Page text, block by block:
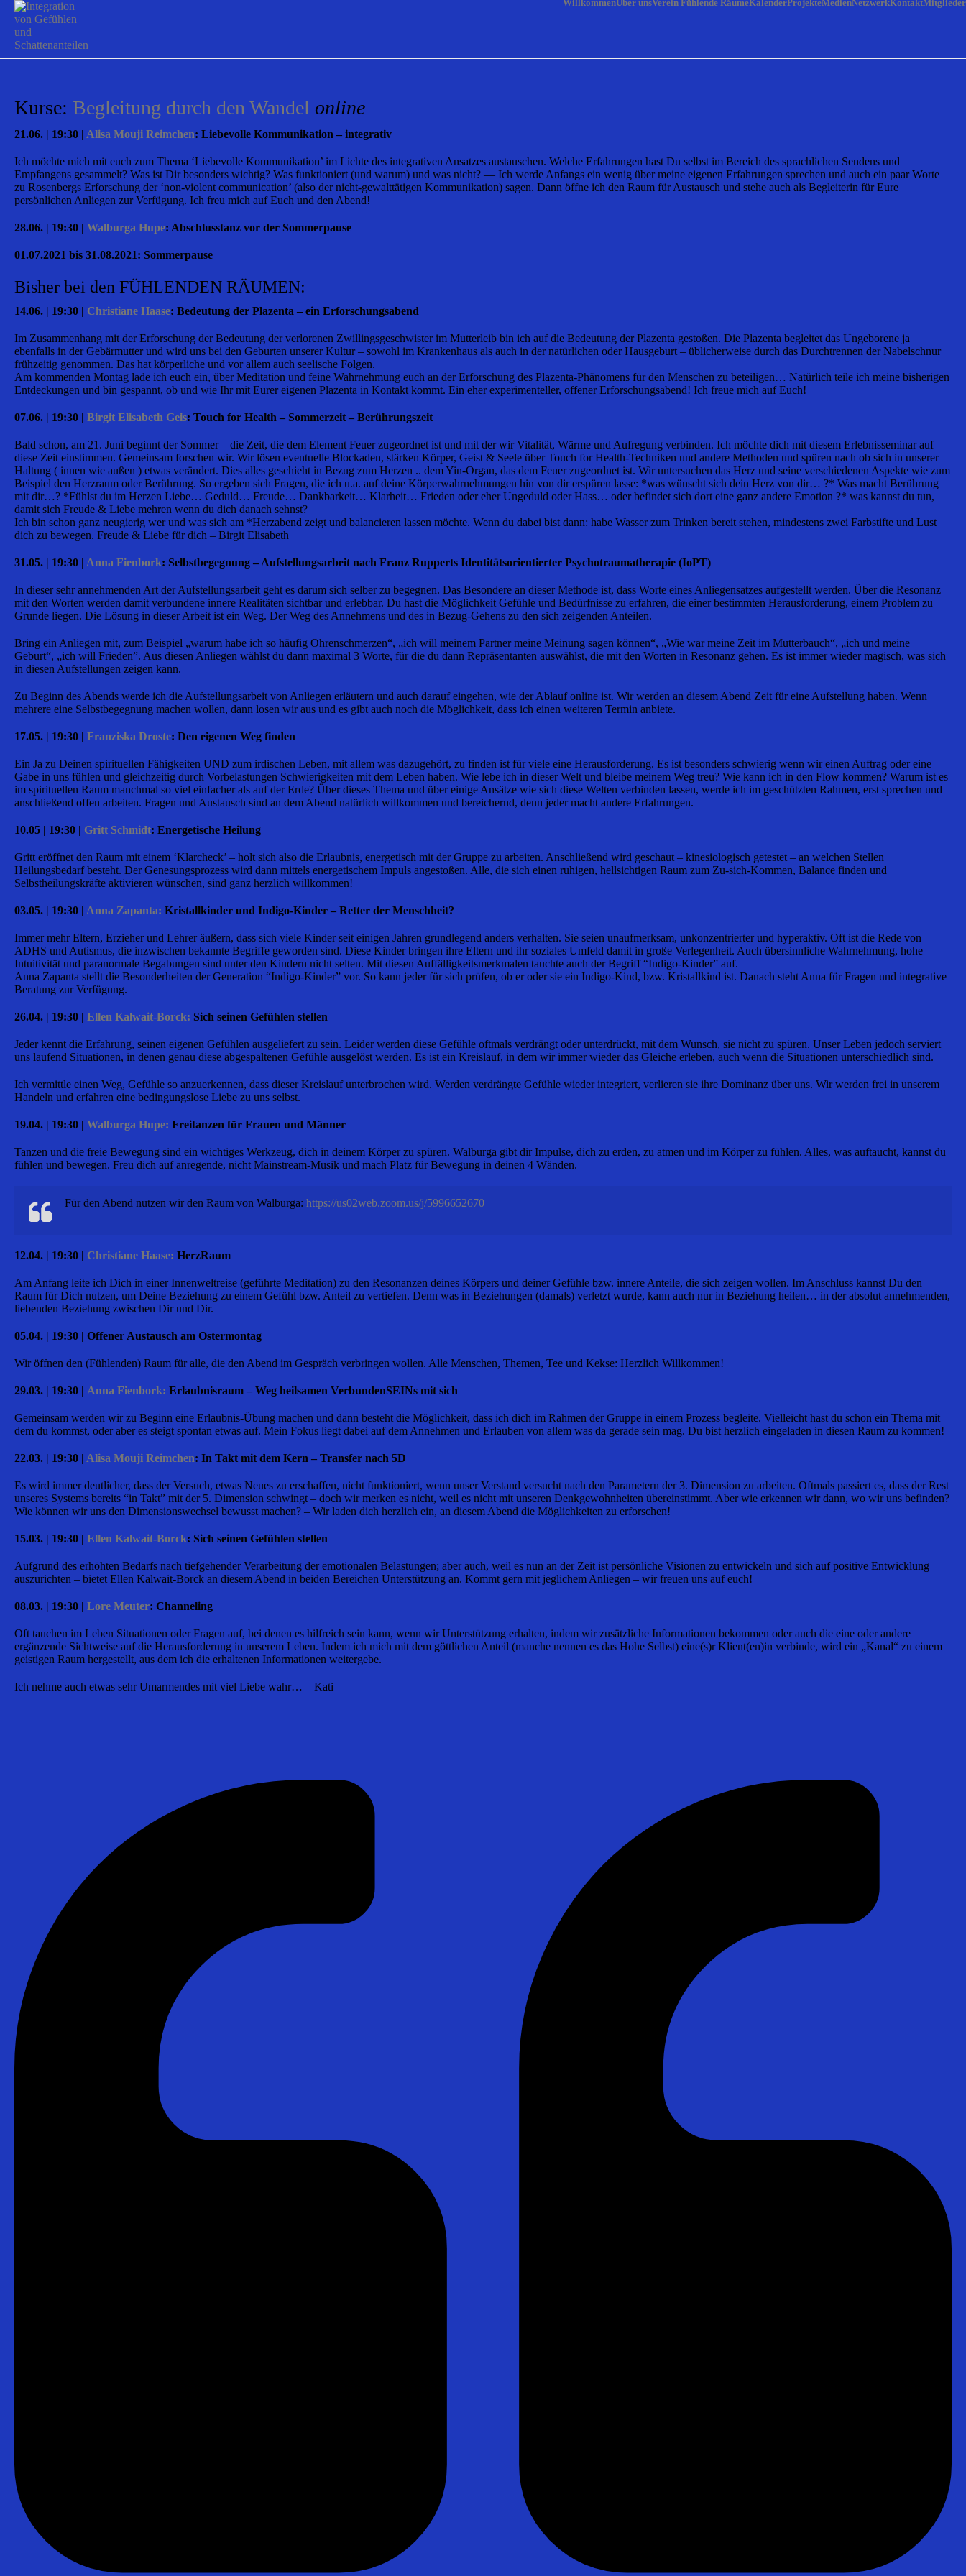
WillkommenÜber unsVerein Fühlende RäumeKalenderProjekteMedienNetzwerkKontaktMitglieder
Kurse: Begleitung durch den Wandel online
21.06. | 19:30 | Alisa Mouji Reimchen: Liebevolle Kommunikation – integrativ
Ich möchte mich mit euch zum Thema ‘Liebevolle Kommunikation’ im Lichte des integrativen Ansatzes austauschen. Welche Erfahrungen hast Du selbst im Bereich des sprachlichen Sendens und
Empfangens gesammelt? Was ist Dir besonders wichtig? Was funktioniert (und warum) und was nicht? — Ich werde Anfangs ein wenig über meine eigenen Erfahrungen sprechen und auch ein paar Worte
zu Rosenbergs Erforschung der ‘non-violent communication’ (also der nicht-gewalttätigen Kommunikation) sagen. Dann öffne ich den Raum für Austausch und stehe auch als Begleiterin für Eure
persönlichen Anliegen zur Verfügung. Ich freu mich auf Euch und den Abend!
28.06. | 19:30 | Walburga Hupe: Abschlusstanz vor der Sommerpause
01.07.2021 bis 31.08.2021: Sommerpause
Bisher bei den FÜHLENDEN RÄUMEN:
14.06. | 19:30 | Christiane Haase: Bedeutung der Plazenta – ein Erforschungsabend
Im Zusammenhang mit der Erforschung der Bedeutung der verlorenen Zwillingsgeschwister im Mutterleib bin ich auf die Bedeutung der Plazenta gestoßen. Die Plazenta begleitet das Ungeborene ja
ebenfalls in der Gebärmutter und wird uns bei den Geburten unserer Kultur – sowohl im Krankenhaus als auch in der natürlichen oder Hausgeburt – üblicherweise durch das Durchtrennen der Nabelschnur
frühzeitig genommen. Das hat körperliche und vor allem auch seelische Folgen.
Am kommenden Montag lade ich euch ein, über Meditation und feine Wahrnehmung euch an der Erforschung des Plazenta-Phänomens für den Menschen zu beteiligen… Natürlich teile ich meine bisherigen
Entdeckungen und bin gespannt, ob und wie Ihr mit Eurer eigenen Plazenta in Kontakt kommt. Ein eher experimenteller, offener Erforschungsabend! Ich freue mich auf Euch!
07.06. | 19:30 | Birgit Elisabeth Geis: Touch for Health – Sommerzeit – Berührungszeit
Bald schon, am 21. Juni beginnt der Sommer – die Zeit, die dem Element Feuer zugeordnet ist und mit der wir Vitalität, Wärme und Aufregung verbinden. Ich möchte dich mit diesem Erlebnisseminar auf
diese Zeit einstimmen. Gemeinsam forschen wir. Wir lösen eventuelle Blockaden, stärken Körper, Geist & Seele über Touch for Health-Techniken und andere Methoden und spüren nach ob sich in unserer
Haltung ( innen wie außen ) etwas verändert. Dies alles geschieht in Bezug zum Herzen .. dem Yin-Organ, das dem Feuer zugeordnet ist. Wir untersuchen das Herz und seine verschiedenen Aspekte wie zum
Beispiel den Herzraum oder Berührung. So ergeben sich Fragen, die ich u.a. auf deine Körperwahrnehmungen hin von dir erspüren lasse: *was wünscht sich dein Herz von dir… ?* Was macht Berührung
mit dir…? *Fühlst du im Herzen Liebe… Geduld… Freude… Dankbarkeit… Klarheit… Frieden oder eher Ungeduld oder Hass… oder befindet sich dort eine ganz andere Emotion ?* was kannst du tun,
damit sich Freude & Liebe mehren wenn du dich danach sehnst?
Ich bin schon ganz neugierig wer und was sich am *Herzabend zeigt und balancieren lassen möchte. Wenn du dabei bist dann: habe Wasser zum Trinken bereit stehen, mindestens zwei Farbstifte und Lust
dich zu bewegen. Freude & Liebe für dich – Birgit Elisabeth
31.05. | 19:30 | Anna Fienbork: Selbstbegegnung – Aufstellungsarbeit nach Franz Rupperts Identitätsorientierter Psychotraumatherapie (IoPT)
In dieser sehr annehmenden Art der Aufstellungsarbeit geht es darum sich selber zu begegnen. Das Besondere an dieser Methode ist, dass Worte eines Anliegensatzes aufgestellt werden. Über die Resonanz
mit den Worten werden damit verbundene innere Realitäten sichtbar und erlebbar. Du hast die Möglichkeit Gefühle und Bedürfnisse zu erfahren, die einer bestimmten Herausforderung, einem Problem zu
Grunde liegen. Die Lösung in dieser Arbeit ist ein Weg. Der Weg des Annehmens und des in Bezug-Gehens zu den sich zeigenden Anteilen.
Bring ein Anliegen mit, zum Beispiel „warum habe ich so häufig Ohrenschmerzen“, „ich will meinem Partner meine Meinung sagen können“, „Wie war meine Zeit im Mutterbauch“, „ich und meine
Geburt“, „ich will Frieden”. Aus diesen Anliegen wählst du dann maximal 3 Worte, für die du dann Repräsentanten auswählst, die mit den Worten in Resonanz gehen. Es ist immer wieder magisch, was sich
in diesen Aufstellungen zeigen kann.
Zu Beginn des Abends werde ich die Aufstellungsarbeit von Anliegen erläutern und auch darauf eingehen, wie der Ablauf online ist. Wir werden an diesem Abend Zeit für eine Aufstellung haben. Wenn
mehrere eine Selbstbegegnung machen wollen, dann losen wir aus und es gibt auch noch die Möglichkeit, dass ich einen weiteren Termin anbiete.
17.05. | 19:30 | Franziska Droste: Den eigenen Weg finden
Ein Ja zu Deinen spirituellen Fähigkeiten UND zum irdischen Leben, mit allem was dazugehört, zu finden ist für viele eine Herausforderung. Es ist besonders schwierig wenn wir einen Auftrag oder eine
Gabe in uns fühlen und gleichzeitig durch Vorbelastungen Schwierigkeiten mit dem Leben haben. Wie lebe ich in dieser Welt und bleibe meinem Weg treu? Wie kann ich in den Flow kommen? Warum ist es
im spirituellen Raum manchmal so viel einfacher als auf der Erde? Über dieses Thema und über einige Ansätze wie sich diese Welten verbinden lassen, werde ich im geschützten Rahmen, erst sprechen und
anschließend offen arbeiten. Fragen und Austausch sind an dem Abend natürlich willkommen und bereichernd, denn jeder macht andere Erfahrungen.
10.05 | 19:30 | Gritt Schmidt: Energetische Heilung
Gritt eröffnet den Raum mit einem ‘Klarcheck’ – holt sich also die Erlaubnis, energetisch mit der Gruppe zu arbeiten. Anschließend wird geschaut – kinesiologisch getestet – an welchen Stellen
Heilungsbedarf besteht. Der Genesungsprozess wird dann mittels energetischem Impuls angestoßen. Alle, die sich einen ruhigen, hellsichtigen Raum zum Zu-sich-Kommen, Balance finden und
Selbstheilungskräfte aktivieren wünschen, sind ganz herzlich willkommen!
03.05. | 19:30 | Anna Zapanta: Kristallkinder und Indigo-Kinder – Retter der Menschheit?
Immer mehr Eltern, Erzieher und Lehrer äußern, dass sich viele Kinder seit einigen Jahren grundlegend anders verhalten. Sie seien unaufmerksam, unkonzentrierter und hyperaktiv. Oft ist die Rede von
ADHS und Autismus, die inzwischen bekannte Begriffe geworden sind. Diese Kinder bringen ihre Eltern und ihr soziales Umfeld damit in große Verlegenheit. Auch übersinnliche Wahrnehmung, hohe
Intuitivität und paranormale Begabungen sind unter den Kindern nicht selten. Mit diesen Auffälligkeitsmerkmalen tauchte auch der Begriff “Indigo-Kinder” auf.
Anna Zapanta stellt die Besonderheiten der Generation “Indigo-Kinder” vor. So kann jeder für sich prüfen, ob er oder sie ein Indigo-Kind, bzw. Kristallkind ist. Danach steht Anna für Fragen und integrative
Beratung zur Verfügung.
26.04. | 19:30 | Ellen Kalwait-Borck: Sich seinen Gefühlen stellen
Jeder kennt die Erfahrung, seinen eigenen Gefühlen ausgeliefert zu sein. Leider werden diese Gefühle oftmals verdrängt oder unterdrückt, mit dem Wunsch, sie nicht zu spüren. Unser Leben jedoch serviert
uns laufend Situationen, in denen genau diese abgespaltenen Gefühle ausgelöst werden. Es ist ein Kreislauf, in dem wir immer wieder das Gleiche erleben, auch wenn die Situationen unterschiedlich sind.
Ich vermittle einen Weg, Gefühle so anzuerkennen, dass dieser Kreislauf unterbrochen wird. Werden verdrängte Gefühle wieder integriert, verlieren sie ihre Dominanz über uns. Wir werden frei in unserem
Handeln und erfahren eine bedingungslose Liebe zu uns selbst.
19.04. | 19:30 | Walburga Hupe: Freitanzen für Frauen und Männer
Tanzen und die freie Bewegung sind ein wichtiges Werkzeug, dich in deinem Körper zu spüren. Walburga gibt dir Impulse, dich zu erden, zu atmen und im Körper zu fühlen. Alles, was auftaucht, kannst du
fühlen und bewegen. Freu dich auf anregende, nicht Mainstream-Musik und mach Platz für Bewegung in deinen 4 Wänden.
Für den Abend nutzen wir den Raum von Walburga: https://us02web.zoom.us/j/5996652670
12.04. | 19:30 | Christiane Haase: HerzRaum
Am Anfang leite ich Dich in einer Innenweltreise (geführte Meditation) zu den Resonanzen deines Körpers und deiner Gefühle bzw. innere Anteile, die sich zeigen wollen. Im Anschluss kannst Du den
Raum für Dich nutzen, um Deine Beziehung zu einem Gefühl bzw. Anteil zu vertiefen. Denn was in Beziehungen (damals) verletzt wurde, kann auch nur in Beziehung heilen… in der absolut annehmenden,
liebenden Beziehung zwischen Dir und Dir.
05.04. | 19:30 | Offener Austausch am Ostermontag
Wir öffnen den (Fühlenden) Raum für alle, die den Abend im Gespräch verbringen wollen. Alle Menschen, Themen, Tee und Kekse: Herzlich Willkommen!
29.03. | 19:30 | Anna Fienbork: Erlaubnisraum – Weg heilsamen VerbundenSEINs mit sich
Gemeinsam werden wir zu Beginn eine Erlaubnis-Übung machen und dann besteht die Möglichkeit, dass ich dich im Rahmen der Gruppe in einem Prozess begleite. Vielleicht hast du schon ein Thema mit
dem du kommst, oder aber es steigt spontan etwas auf. Mein Fokus liegt dabei auf dem Annehmen und Erlauben von allem was da gerade sein mag. Du bist herzlich eingeladen in diesen Raum zu kommen!
22.03. | 19:30 | Alisa Mouji Reimchen: In Takt mit dem Kern – Transfer nach 5D
Es wird immer deutlicher, dass der Versuch, etwas Neues zu erschaffen, nicht funktioniert, wenn unser Verstand versucht nach den Parametern der 3. Dimension zu arbeiten. Oftmals passiert es, dass der Rest
unseres Systems bereits “in Takt” mit der 5. Dimension schwingt – doch wir merken es nicht, weil es nicht mit unseren Denkgewohnheiten übereinstimmt. Aber wie erkennen wir dann, wo wir uns befinden?
Wie können wir uns den Dimensionswechsel bewusst machen? – Wir laden dich herzlich ein, an diesem Abend die Möglichkeiten zu erforschen!
15.03. | 19:30 | Ellen Kalwait-Borck: Sich seinen Gefühlen stellen
Aufgrund des erhöhten Bedarfs nach tiefgehender Verarbeitung der emotionalen Belastungen; aber auch, weil es nun an der Zeit ist persönliche Visionen zu entwickeln und sich auf positive Entwicklung
auszurichten – bietet Ellen Kalwait-Borck an diesem Abend in beiden Bereichen Unterstützung an. Kommt gern mit jeglichem Anliegen – wir freuen uns auf euch!
08.03. | 19:30 | Lore Meuter: Channeling
Oft tauchen im Leben Situationen oder Fragen auf, bei denen es hilfreich sein kann, wenn wir Unterstützung erhalten, indem wir zusätzliche Informationen bekommen oder auch die eine oder andere
ergänzende Sichtweise auf die Herausforderung in unserem Leben. Indem ich mich mit dem göttlichen Anteil (manche nennen es das Hohe Selbst) eine(s)r Klient(en)in verbinde, wird ein „Kanal“ zu einem
geistigen Raum hergestellt, aus dem ich die erhaltenen Informationen weitergebe.
Ich nehme auch etwas sehr Umarmendes mit viel Liebe wahr… – Kati